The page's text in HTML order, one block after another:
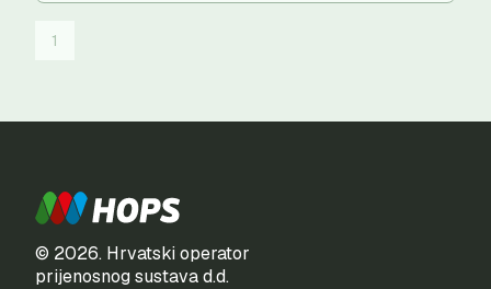
1
© 2026. Hrvatski operator
prijenosnog sustava d.d.